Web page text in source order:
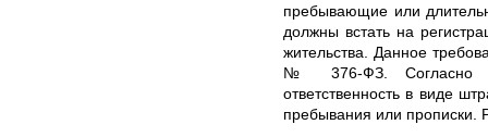
пребывающие или
должны встать на
жительства. Данное
№ 376-ФЗ. Согласно
ответственность в виде
пребывания или прописки.